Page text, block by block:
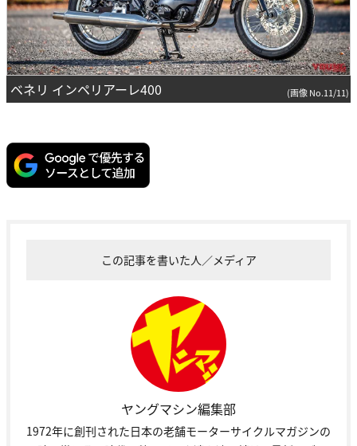
ベネリ インペリアーレ400 (画像 No.11/11)
この記事を書いた人／メディア
ヤングマシン編集部
1972年に創刊された日本の老舗モーターサイクルマガジンの